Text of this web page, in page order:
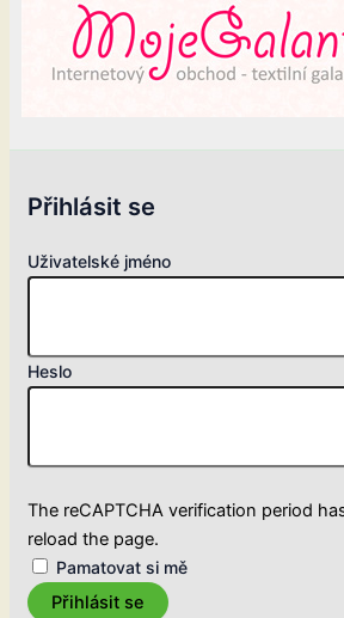
Přihlásit se
Uživatelské jméno
Heslo
The reCAPTCHA verification period
reload the page.
Pamatovat si mě
Přihlásit se